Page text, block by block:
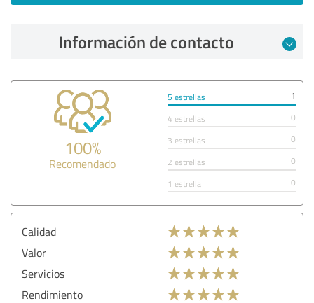
Información de contacto
100%
Recomendado
5 estrellas
1
4 estrellas
0
3 estrellas
0
2 estrellas
0
1 estrella
0
Calidad
Valor
Servicios
Rendimiento